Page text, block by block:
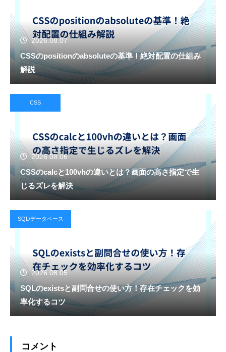
2026.08.07
CSSのpositionのabsoluteの基準！絶対配置の仕組み
解説
CSS
2026.08.06
CSSのcalcと100vhの違いとは？画面の高さ指定で生
じるズレを解決
SQL/データベース
2026.08.05
SQLのexistsと副問合せの使い方！存在チェックを効
率化するコツ
コメント